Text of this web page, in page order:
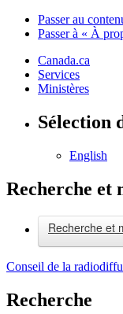
Passer au
Passer à « À
Canada.ca
Services
Ministères
Sélection
English
Recherche et
Recherche et
Conseil de la
Recherche